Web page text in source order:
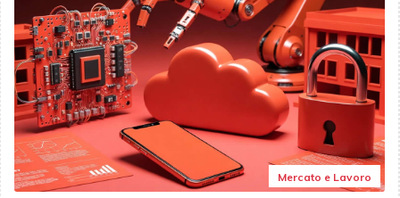
Mercato e Lavoro